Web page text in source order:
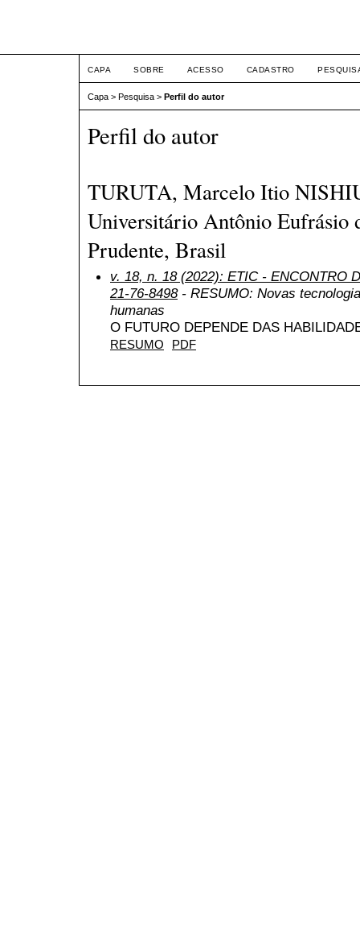
CAPA SOBRE ACESSO CADASTRO
Capa > Pesquisa > Perfil do autor
Perfil do autor
TURUTA, Marcelo Itio
Universitário Antônio Eufrásio
Prudente, Brasil
v. 18, n. 18 (2022): ETIC - ENCONTRO
21-76-8498- RESUMO: Novas
humanas
O FUTURO DEPENDE DAS
RESUMO PDF